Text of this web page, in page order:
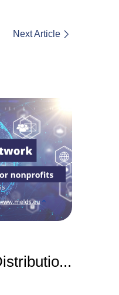
Next Article
...